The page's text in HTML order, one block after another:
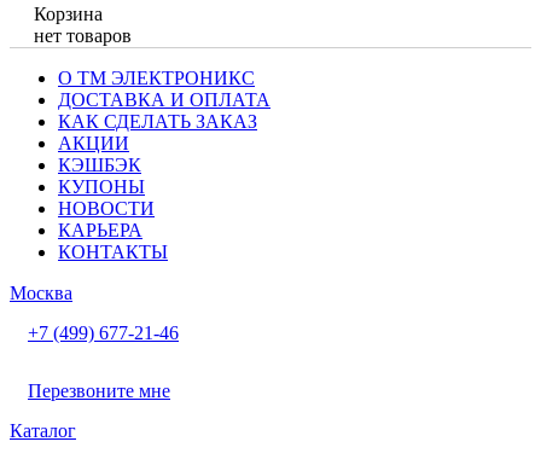
Корзина
нет товаров
О ТМ ЭЛЕКТРОНИКС
ДОСТАВКА И ОПЛАТА
КАК СДЕЛАТЬ ЗАКАЗ
АКЦИИ
КЭШБЭК
КУПОНЫ
НОВОСТИ
КАРЬЕРА
КОНТАКТЫ
Москва
+7 (499) 677-21-46
Перезвоните мне
Каталог